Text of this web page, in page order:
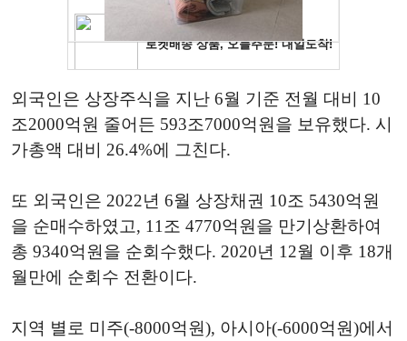
외국인은 상장주식을 지난 6월 기준 전월 대비 10
조2000억원 줄어든 593조7000억원을 보유했다. 시
가총액 대비 26.4%에 그친다.
또 외국인은 2022년 6월 상장채권 10조 5430억원
을 순매수하였고, 11조 4770억원을 만기상환하여
총 9340억원을 순회수했다. 2020년 12월 이후 18개
월만에 순회수 전환이다.
지역 별로 미주(-8000억원), 아시아(-6000억원)에서